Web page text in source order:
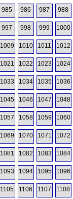
985 986 987 988
997 998 999 1000
1009 1010 1011 1012
1021 1022 1023 1024
1033 1034 1035 1036
1045 1046 1047 1048
1057 1058 1059 1060
1069 1070 1071 1072
1081 1082 1083 1084
1093 1094 1095 1096
1105 1106 1107 1108